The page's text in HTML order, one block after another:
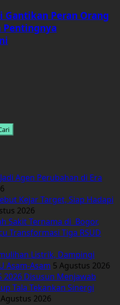
Gantikan Peran Orang
Pentingnya
Agen Perubahan di Era
Kejar Target, Siap Hadapi
2026
Sakit Ternama di Bogor,
Transformasi Tiga RSUD
Listrik, Dampingi
Asam-Asam 5 Agustus 2026
2026 Disusun Menjawab
Tala Tekankan Sinergi
2026